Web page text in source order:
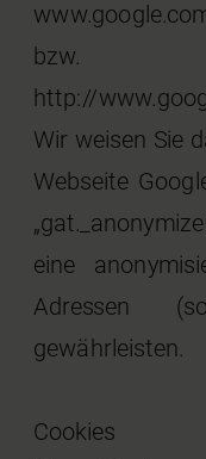
http://
Wir weisen Sie
Webseite
eine
Adressen
gewährleisten.
Cookies